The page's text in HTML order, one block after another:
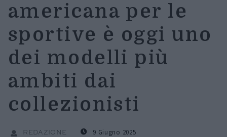
americana per le
sportive è oggi uno
dei modelli più
ambiti dai
collezionisti
REDAZIONE 9 Giugno 2025